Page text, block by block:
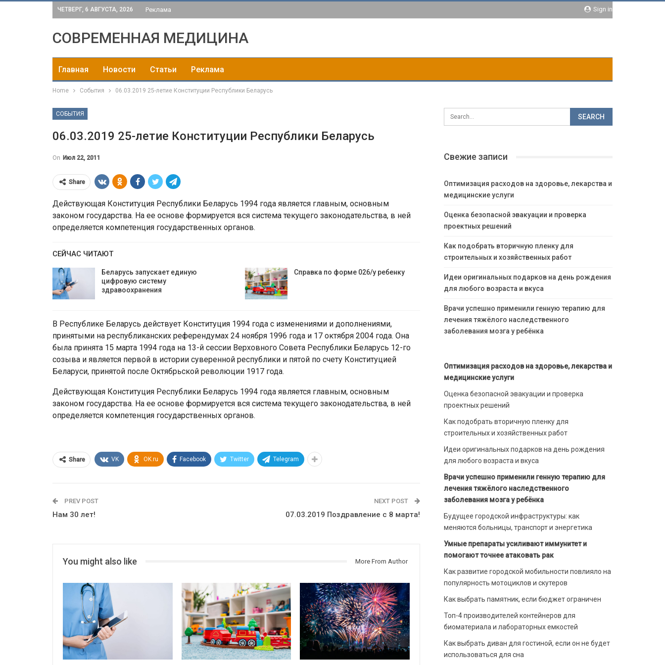
Sign in
ЧЕТВЕРГ, 6 АВГУСТА, 2026 Реклама
СОВРЕМЕННАЯ МЕДИЦИНА
Главная Новости Статьи Реклама
Home События 06.03.2019 25-летие Конституции Республики Беларусь
СОБЫТИЯ
06.03.2019 25-летие Конституции Республики Беларусь
On Июл 22, 2011
Share
Действующая Конституция Республики Беларусь 1994 года является главным, основным
законом государства. На ее основе формируется вся система текущего законодательства, в ней
определяется компетенция государственных органов.
СЕЙЧАС ЧИТАЮТ
Беларусь запускает единую
цифровую систему
здравоохранения
Справка по форме 026/у ребенку
В Республике Беларусь действует Конституция 1994 года с изменениями и дополнениями,
принятыми на республиканских референдумах 24 ноября 1996 года и 17 октября 2004 года. Она
была принята 15 марта 1994 года на 13-й сессии Верховного Совета Республики Беларусь 12-го
созыва и является первой в истории суверенной республики и пятой по счету Конституцией
Беларуси, принятой после Октябрьской революции 1917 года.
Действующая Конституция Республики Беларусь 1994 года является главным, основным
законом государства. На ее основе формируется вся система текущего законодательства, в ней
определяется компетенция государственных органов.
Share VK OK.ru Facebook Twitter Telegram
PREV POST
Нам 30 лет!
NEXT POST
07.03.2019 Поздравление с 8 марта!
You might also like More From Author
Свежие записи
Оптимизация расходов на здоровье, лекарства и
медицинские услуги
Оценка безопасной эвакуации и проверка
проектных решений
Как подобрать вторичную пленку для
строительных и хозяйственных работ
Идеи оригинальных подарков на день рождения
для любого возраста и вкуса
Врачи успешно применили генную терапию для
лечения тяжёлого наследственного
заболевания мозга у ребёнка
Оптимизация расходов на здоровье, лекарства и
медицинские услуги
Оценка безопасной эвакуации и проверка
проектных решений
Как подобрать вторичную пленку для
строительных и хозяйственных работ
Идеи оригинальных подарков на день рождения
для любого возраста и вкуса
Врачи успешно применили генную терапию для
лечения тяжёлого наследственного
заболевания мозга у ребёнка
Будущее городской инфраструктуры: как
меняются больницы, транспорт и энергетика
Умные препараты усиливают иммунитет и
помогают точнее атаковать рак
Как развитие городской мобильности повлияло на
популярность мотоциклов и скутеров
Как выбрать памятник, если бюджет ограничен
Топ-4 производителей контейнеров для
биоматериала и лабораторных емкостей
Как выбрать диван для гостиной, если он не будет
использоваться для сна